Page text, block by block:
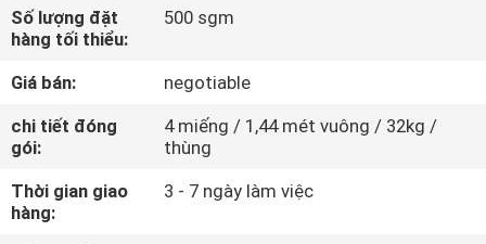
CHUYẾN
THAM
QUAN
NHÀ
MÁY
Số lượng đặt
hàng tối thiểu:
500 sgm
Giá bán:
negotiable
chi tiết đóng
gói:
4 miếng / 1,44 mét vuông / 32kg /
thùng
Thời gian giao
hàng:
3 - 7 ngày làm việc